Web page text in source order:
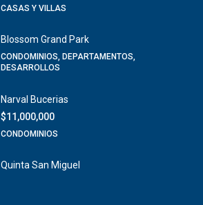
CASAS Y VILLAS
Blossom Grand Park
CONDOMINIOS, DEPARTAMENTOS,
DESARROLLOS
Narval Bucerias
$11,000,000
CONDOMINIOS
Quinta San Miguel